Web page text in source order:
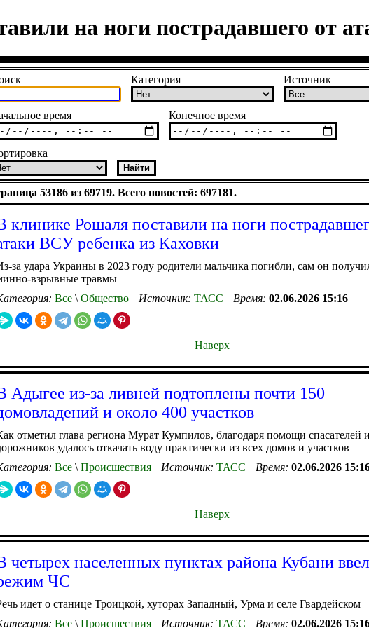
на ноги пострадавшего от
Категория Источник
время Конечное время
53186 из 69719. Всего новостей: 697181.
клинике Рошаля поставили на ноги
ВСУ ребенка из Каховки
за удара Украины в 2023 году родители мальчика погибли, сам он
взрывные травмы
Все \ Общество Источник: ТАСС Время: 02.06.2026 15:16
Наверх
Адыгее из-за ливней подтоплены почти 150
и около 400 участков
отметил глава региона Мурат Кумпилов, благодаря помощи спасателей и
удалось откачать воду практически из всех домов и участков
Все \ Происшествия Источник: ТАСС Время: 02.06.2026
Наверх
четырех населенных пунктах района Кубани
ЧС
идет о станице Троицкой, хуторах Западный, Урма и селе Гвардейском
Все \ Происшествия Источник: ТАСС Время: 02.06.2026